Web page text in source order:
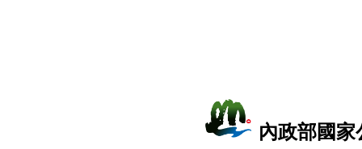
內政部國